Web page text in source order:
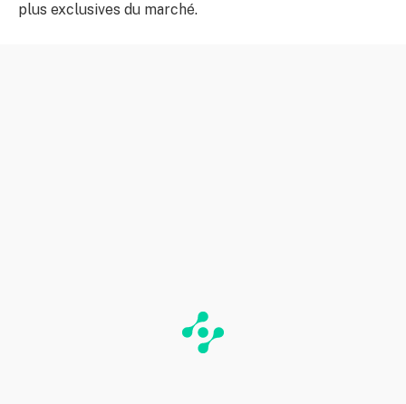
plus exclusives du marché.